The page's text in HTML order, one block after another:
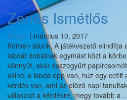
stílusok
szerint
Zenés Ismétlős
Magor | március 10, 2017
Körben állunk. A játékvezető elindítja
labdát dobálnak egymást közt a
könnyűt, akár összegyűrt
akinél a labda épp van, húz egy cetlit
kérdés van, ami az előző napi
válaszolt a kérdésre, megy tovább a